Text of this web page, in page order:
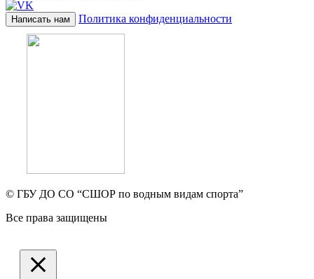
Написать нам Политика конфиденциальности
© ГБУ ДО СО “СШОР по водным видам спорта”
Все права защищены